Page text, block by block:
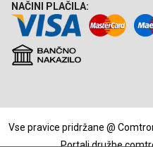
NAČINI PLAČILA:
Vse pravice pridržane @